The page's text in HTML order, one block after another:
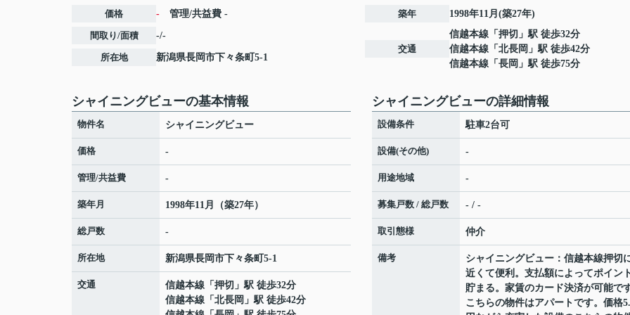
価格 - 管理/共益費 -
間取り/面積 -/-
所在地 新潟県長岡市下々条町 5-1
築年 1998年11月(築27年)
交通
信越本線 「 押切 」駅 徒歩32分
信越本線 「 北長岡 」駅 徒歩42分
信越本線 「 長岡 」駅 徒歩75分
シャイニングビューの基本情報
物件名 シャイニングビュー
価格 -
管理/共益費 -
築年月 1998年11月（築27年）
総戸数 -
所在地 新潟県長岡市下々条町 5-1
交通 信越本線 「 押切 」駅 徒歩32分
信越本線 「 北長岡 」駅 徒歩42分
シャイニングビューの詳細情報
設備条件 駐車2台可
設備(その他) -
用途地域 -
募集戸数 / 総戸数 - / -
取引態様 仲介
備考
シャイニングビュー：信越本線押切
近くて便利。支払額によってポイン
貯まる。家賃のカード決済が可能です
こちらの物件はアパートです。価格